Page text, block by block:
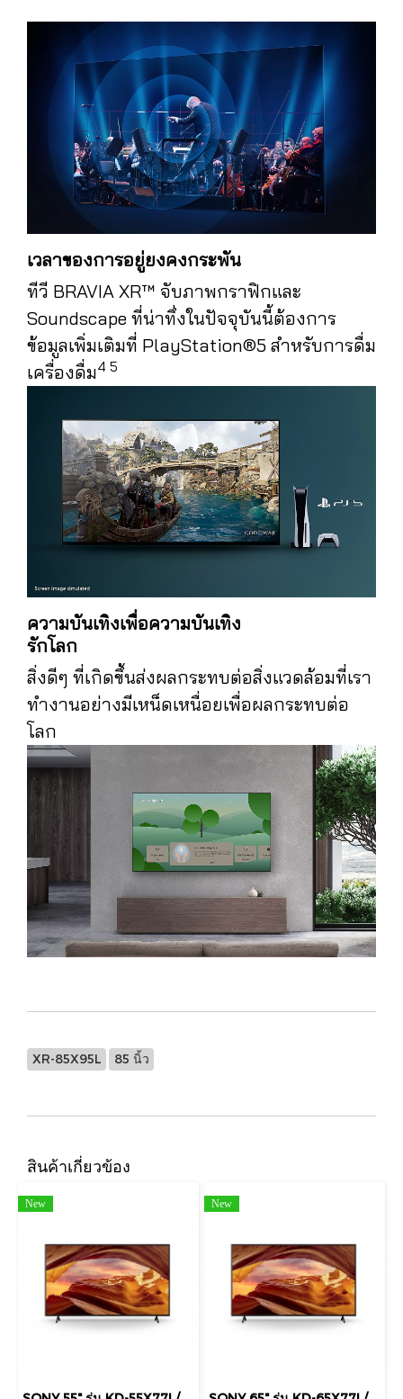
เวลาของการอยู่ยงคงกระพัน
ทีวี BRAVIA XR™ จับภาพกราฟิกและ
Soundscape ที่น่าทึ่งในปัจจุบันนี้ต้องการ
ข้อมูลเพิ่มเติมที่ PlayStation®️5 สำหรับการดื่ม
เครื่องดื่ม4 5
ความบันเทิงเพื่อความบันเทิง
รักโลก
สิ่งดีๆ ที่เกิดขึ้นส่งผลกระทบต่อสิ่งแวดล้อมที่เรา
ทำงานอย่างมีเหน็ดเหนื่อยเพื่อผลกระทบต่อ
โลก
XR-85X95L 85 นิ้ว
สินค้าเกี่ยวข้อง
New New